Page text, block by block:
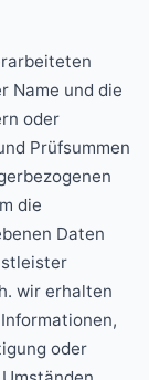
Name und die
oder
Prüfsummen
die
Daten
wir erhalten
oder